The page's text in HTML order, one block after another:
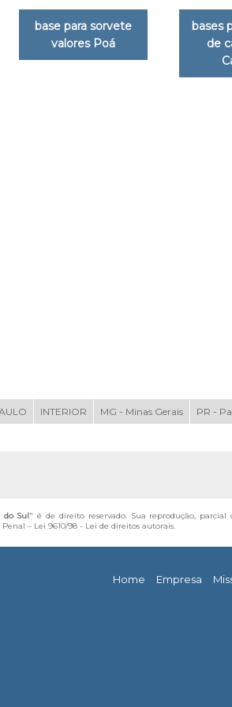
base para sorvete
valores Poá
bases
de
INTERIOR MG - Minas Gerais PR -
do Sul" é de direito reservado. Sua reprodução,
– Lei 9610/98 - Lei de direitos autorais.
Home Empresa